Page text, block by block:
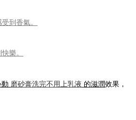
受到香氣。
樂。
磨砂膏洗完不用上乳液 的滋潤效果，